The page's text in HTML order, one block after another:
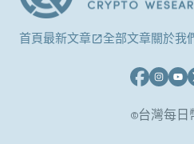
首頁最新文章 全部文章關於我
©台灣每日